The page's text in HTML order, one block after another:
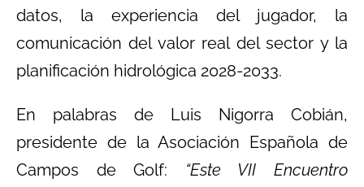
datos, la experiencia del jugador, la
comunicación del valor real del sector y la
planificación hidrológica 2028-2033.
En palabras de Luis Nigorra Cobián,
presidente de la Asociación Española de
Campos de Golf: “Este VII Encuentro